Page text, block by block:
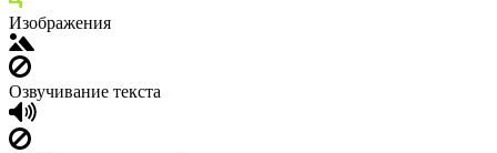
Изображения
Озвучивание текста